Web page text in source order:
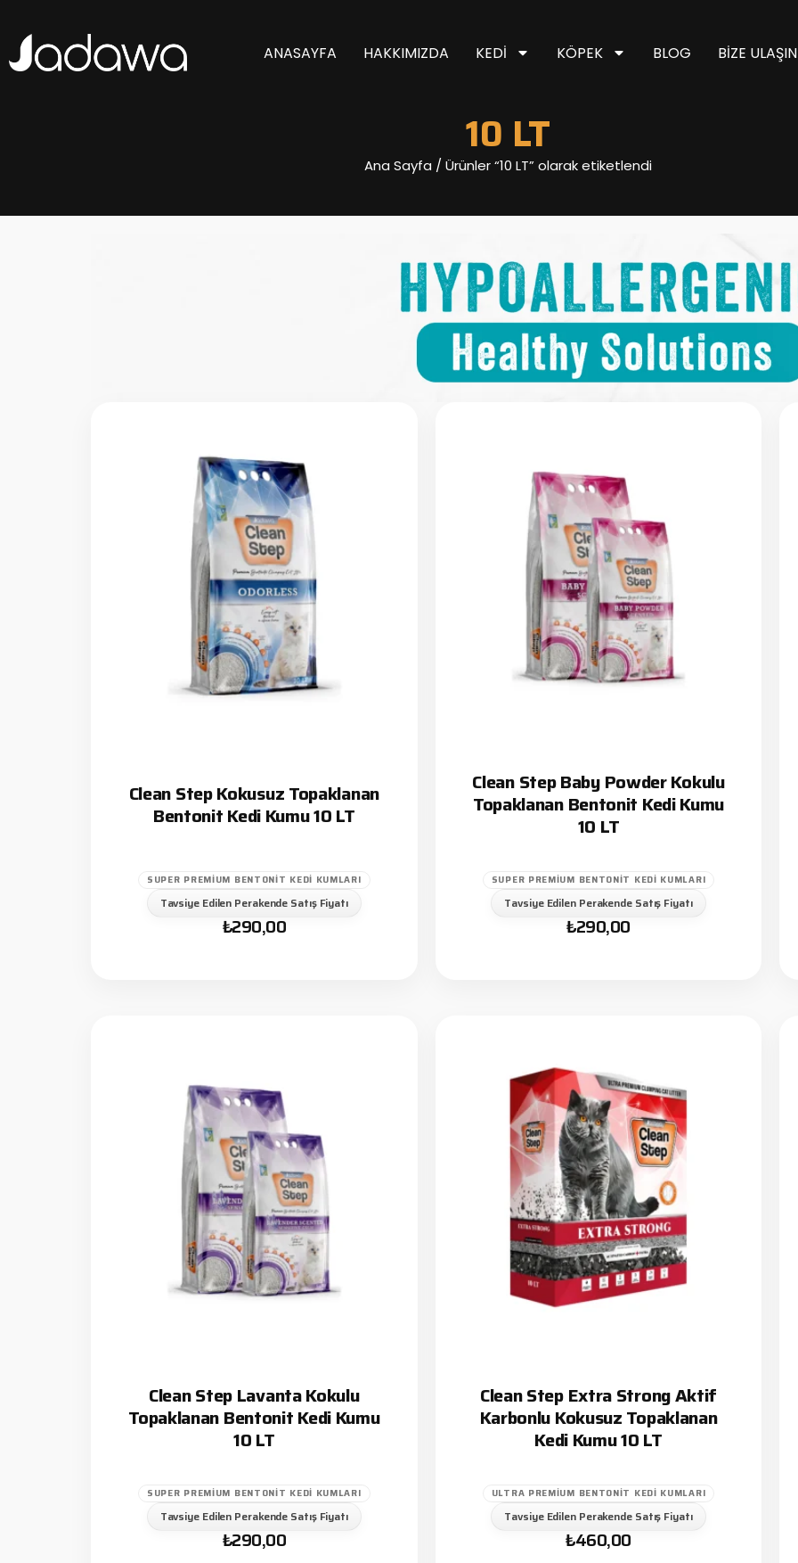
ANASAYFA HAKKIMIZDA KEDI KÖPEK BLOG BIZE ULAŞIN
10 LT
Ana Sayfa / Ürünler “10 LT” olarak etiketlendi
Clean Step Kokusuz Topaklanan
Bentonit Kedi Kumu 10 LT
SUPER PREMIUM BENTONIT KEDI KUMLARI
Tavsiye Edilen Perakende Satış Fiyatı
₺290,00
Clean Step Baby Powder Kokulu
Topaklanan Bentonit Kedi Kumu
10 LT
SUPER PREMIUM BENTONIT KEDI KUMLARI
Tavsiye Edilen Perakende Satış Fiyatı
₺290,00
Clean Step Lavanta Kokulu
Topaklanan Bentonit Kedi Kumu
10 LT
SUPER PREMIUM BENTONIT KEDI KUMLARI
Tavsiye Edilen Perakende Satış Fiyatı
₺290,00
Clean Step Extra Strong Aktif
Karbonlu Kokusuz Topaklanan
Kedi Kumu 10 LT
ULTRA PREMIUM BENTONIT KEDI KUMLARI
Tavsiye Edilen Perakende Satış Fiyatı
₺460,00